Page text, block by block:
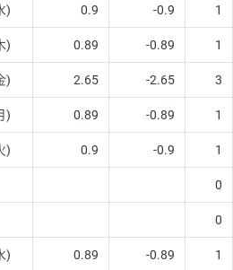
) 0.9 -0.9 1
) 0.89 -0.89 1
) 2.65 -2.65 3
) 0.89 -0.89 1
) 0.9 -0.9 1
0
0
) 0.89 -0.89 1